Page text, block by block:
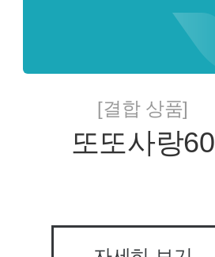
[결합 상품]
또또사랑60